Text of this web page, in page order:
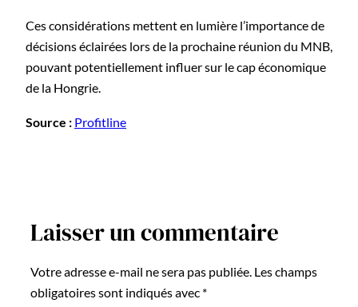
Ces considérations mettent en lumière l’importance de
décisions éclairées lors de la prochaine réunion du MNB,
pouvant potentiellement influer sur le cap économique
de la Hongrie.
Source : Profitline
Laisser un commentaire
Votre adresse e-mail ne sera pas publiée. Les champs
obligatoires sont indiqués avec *